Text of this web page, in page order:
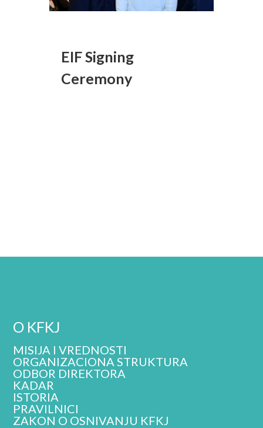
EIF Signing
Ceremony
O KFKJ
MISIJA I VREDNOSTI
ORGANIZACIONA STRUKTURA
ODBOR DIREKTORA
KADAR
ISTORIA
PRAVILNICI
ZAKON O OSNIVANJU KFKJ